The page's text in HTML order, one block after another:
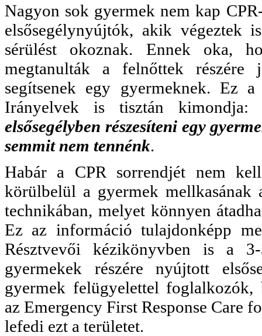
Nagyon sok gyermek nem kap
elsősegélynyújtók, akik végeztek
sérülést okoznak. Ennek oka,
megtanulták a felnőttek részére
segítsenek egy gyermeknek. Ez
Irányelvek is tisztán
elsősegélyben részesíteni egy
semmit nem tennénk.
Habár a CPR sorrendjét nem
körülbelül a gyermek mellkasának
technikában, melyet könnyen
Ez az információ tulajdonképp
Résztvevői kézikönyvben is a
gyermekek részére nyújtott
gyermek felügyelettel foglalkozók,
az Emergency First Response Care
lefedi ezt a területet.